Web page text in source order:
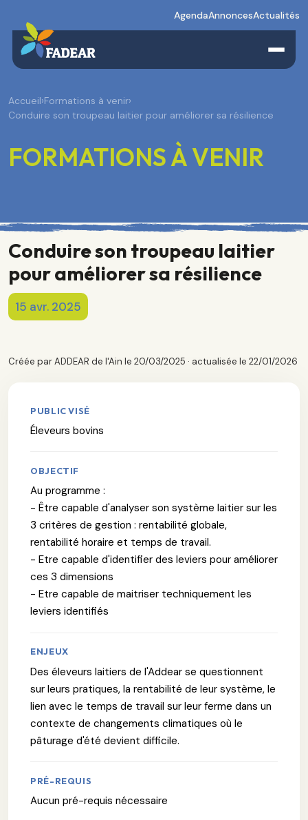
AgendaAnnoncesActualités
Accueil›Formations à venir›
Conduire son troupeau laitier pour améliorer sa résilience
FORMATIONS À VENIR
Conduire son troupeau laitier
pour améliorer sa résilience
15 avr. 2025
Créée par ADDEAR de l'Ain le 20/03/2025 · actualisée le 22/01/2026
PUBLIC VISÉ
Éleveurs bovins
OBJECTIF
Au programme :
- Être capable d'analyser son système laitier sur les
3 critères de gestion : rentabilité globale,
rentabilité horaire et temps de travail.
- Etre capable d'identifier des leviers pour améliorer
ces 3 dimensions
- Etre capable de maitriser techniquement les
leviers identifiés
ENJEUX
Des éleveurs laitiers de l'Addear se questionnent
sur leurs pratiques, la rentabilité de leur système, le
lien avec le temps de travail sur leur ferme dans un
contexte de changements climatiques où le
pâturage d'été devient difficile.
PRÉ-REQUIS
Aucun pré-requis nécessaire